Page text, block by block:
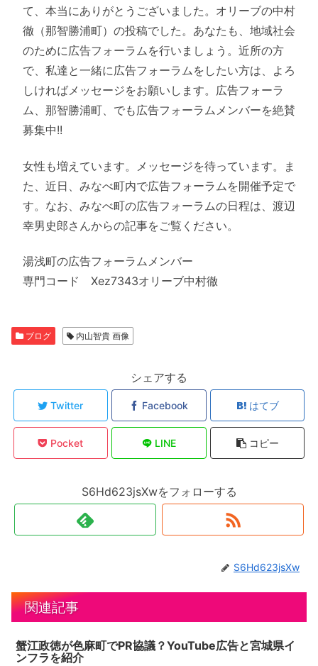
て、本当にありがとうございました。オリーブの中村
徹（那智勝浦町）の投稿でした。あなたも、地域社会
のために広告フォーラムを行いましょう。近所の方
で、私達と一緒に広告フォーラムをしたい方は、よろ
しければメッセージをお願いします。広告フォーラ
ム、那智勝浦町、でも広告フォーラムメンバーを絶賛
募集中!!
女性も増えています。メッセージを待っています。ま
た、近日、みなべ町内で広告フォーラムを開催予定で
す。なお、みなべ町の広告フォーラムの日程は、渡辺
幸男史郎さんからの記事をご覧ください。
湯浅町の広告フォーラムメンバー
専門コード Xez7343オリーブ中村徹
ブログ 内山智貴 画像
シェアする
Twitter Facebook はてブ
Pocket LINE コピー
S6Hd623jsXwをフォローする
S6Hd623jsXw
関連記事
蟹江政徳が色麻町でPR協議？YouTube広告と宮城県イ
ンフラを紹介